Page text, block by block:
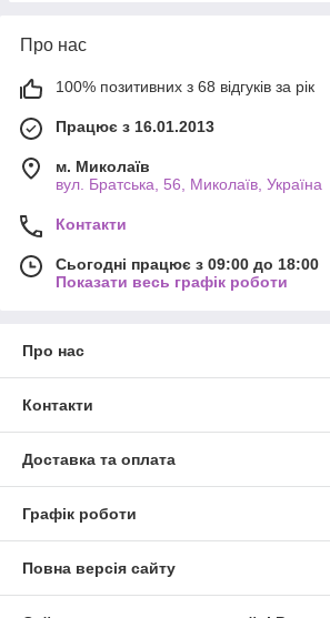
Про нас
100% позитивних з 68 відгуків за рік
Працює з 16.01.2013
м. Миколаїв
вул. Братська, 56, Миколаїв, Україна
Контакти
Сьогодні працює з 09:00 до 18:00
Показати весь графік роботи
Про нас
Контакти
Доставка та оплата
Графік роботи
Повна версія сайту